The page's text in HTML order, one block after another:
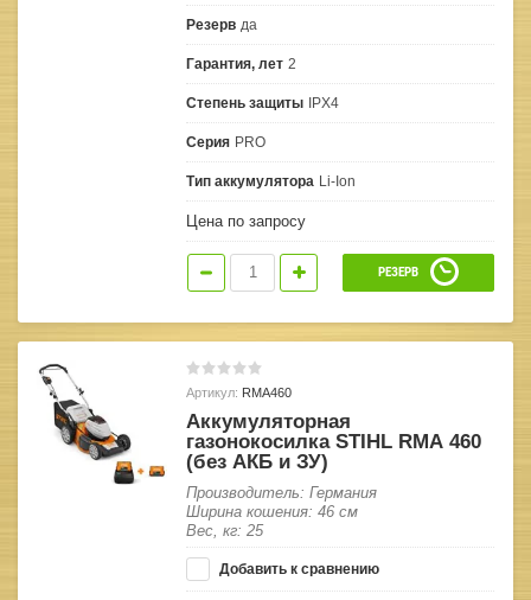
Резерв да
Гарантия, лет 2
Степень защиты IPX4
Серия PRO
Тип аккумулятора Li-Ion
Цена по запросу
РЕЗЕРВ
Артикул: RMA460
Аккумуляторная
газонокосилка STIHL RМА 460
(без АКБ и ЗУ)
Производитель: Германия
Ширина кошения: 46 см
Вес, кг: 25
Добавить к сравнению